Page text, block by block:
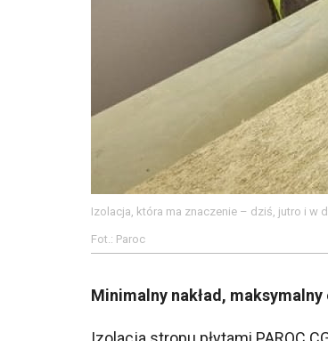
Izolacja, która ma znaczenie – dziś, jutro i w
Fot.: Paroc
Minimalny nakład,